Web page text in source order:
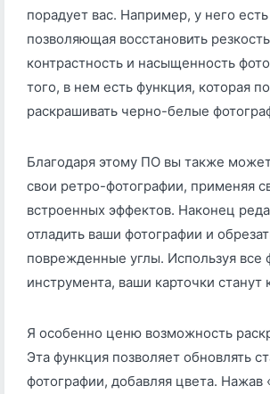
порадует вас. Например, у него
позволяющая восстановить
контрастность и насыщенность
того, в нем есть функция, которая
раскрашивать черно-белые
Благодаря этому ПО вы также
свои ретро-фотографии, применяя
встроенных эффектов. Наконец
отладить ваши фотографии и
поврежденные углы. Используя все
инструмента, ваши карточки станут
Я особенно ценю возможность
Эта функция позволяет обновлять
фотографии, добавляя цвета. Нажав